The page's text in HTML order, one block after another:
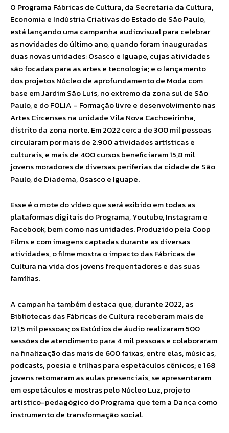
O Programa Fábricas de Cultura, da Secretaria da Cultura,
Economia e Indústria Criativas do Estado de São Paulo,
está lançando uma campanha audiovisual para celebrar
as novidades do último ano, quando foram inauguradas
duas novas unidades: Osasco e Iguape, cujas atividades
são focadas para as artes e tecnologia; e o lançamento
dos projetos Núcleo de aprofundamento de Moda com
base em Jardim São Luís, no extremo da zona sul de São
Paulo, e do FOLIA – Formação livre e desenvolvimento nas
Artes Circenses na unidade Vila Nova Cachoeirinha,
distrito da zona norte. Em 2022 cerca de 300 mil pessoas
circularam por mais de 2.900 atividades artísticas e
culturais, e mais de 400 cursos beneficiaram 15,8 mil
jovens moradores de diversas periferias da cidade de São
Paulo, de Diadema, Osasco e Iguape.
Esse é o mote do vídeo que será exibido em todas as
plataformas digitais do Programa, Youtube, Instagram e
Facebook, bem como nas unidades. Produzido pela Coop
Films e com imagens captadas durante as diversas
atividades, o filme mostra o impacto das Fábricas de
Cultura na vida dos jovens frequentadores e das suas
famílias.
A campanha também destaca que, durante 2022, as
Bibliotecas das Fábricas de Cultura receberam mais de
121,5 mil pessoas; os Estúdios de áudio realizaram 500
sessões de atendimento para 4 mil pessoas e colaboraram
na finalização das mais de 600 faixas, entre elas, músicas,
podcasts, poesia e trilhas para espetáculos cênicos; e 168
jovens retomaram as aulas presenciais, se apresentaram
em espetáculos e mostras pelo Núcleo Luz, projeto
artístico-pedagógico do Programa que tem a Dança como
instrumento de transformação social.